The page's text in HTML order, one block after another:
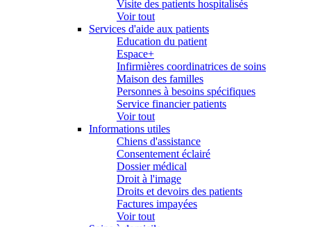
Visite des patients hospitalisés
Voir tout
Services d'aide aux patients
Education du patient
Espace+
Infirmières coordinatrices de soins
Maison des familles
Personnes à besoins spécifiques
Service financier patients
Voir tout
Informations utiles
Chiens d'assistance
Consentement éclairé
Dossier médical
Droit à l'image
Droits et devoirs des patients
Factures impayées
Voir tout